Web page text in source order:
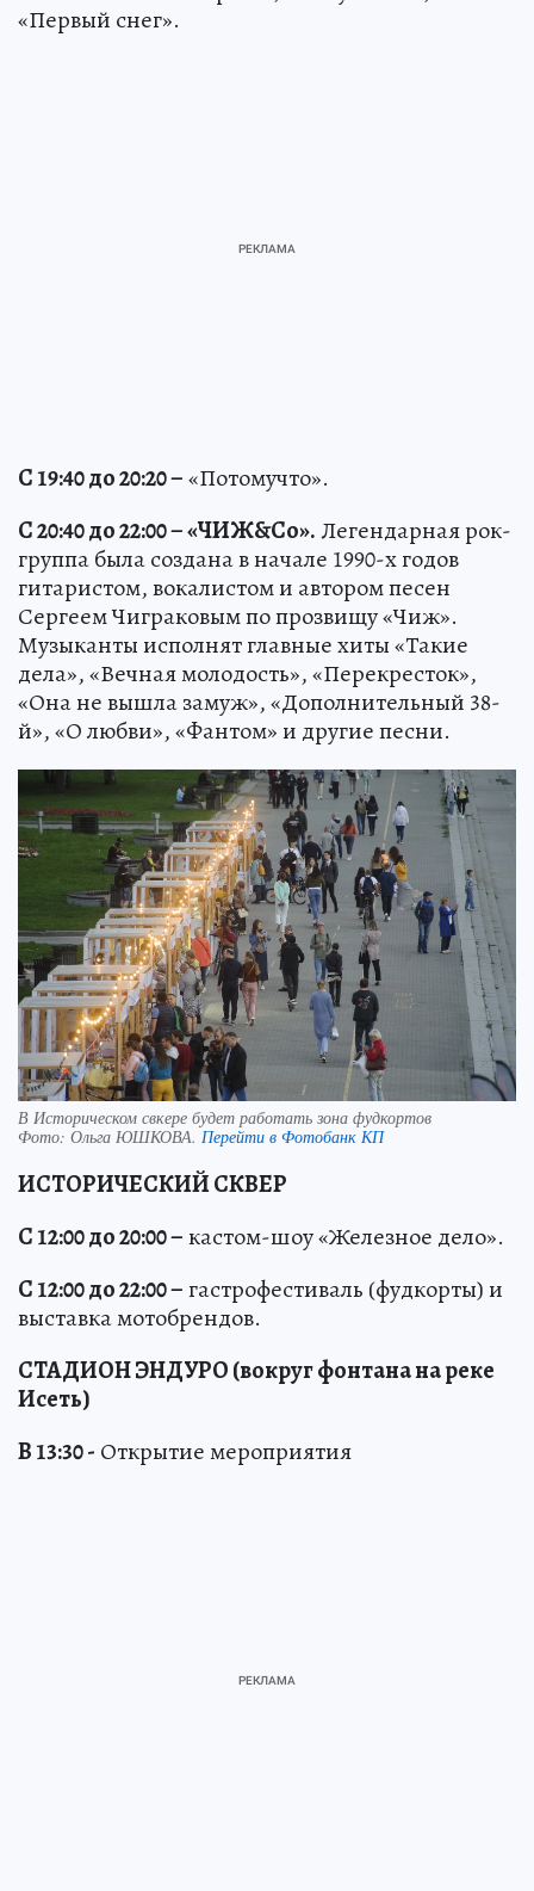
«Первый снег».
С 19:40 до 20:20 –«Потомучто».
С 20:40 до 22:00 – «ЧИЖ&Co».Легендарная рок-
группа была создана в начале 1990-х годов
гитаристом, вокалистом и автором песен
Сергеем Чиграковым по прозвищу «Чиж».
Музыканты исполнят главные хиты «Такие
дела», «Вечная молодость», «Перекресток»,
«Она не вышла замуж», «Дополнительный 38-
й», «О любви», «Фантом» и другие песни.
В Историческом свкере будет работать зона фудкортов
Фото: Ольга ЮШКОВА. Перейти в Фотобанк КП
ИСТОРИЧЕСКИЙ СКВЕР
С 12:00 до 20:00 –кастом-шоу «Железное дело».
С 12:00 до 22:00 –гастрофестиваль (фудкорты) и
выставка мотобрендов.
СТАДИОН ЭНДУРО (вокруг фонтана на реке
Исеть)
В 13:30 - Открытие мероприятия